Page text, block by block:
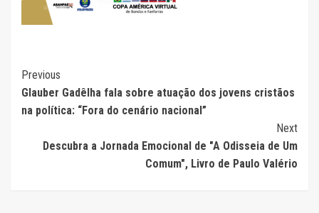
Continue
Reading
Previous
Glauber Gadêlha fala sobre atuação dos jovens cristãos
na política: “Fora do cenário nacional”
Next
Descubra a Jornada Emocional de "A Odisseia de Um
Comum", Livro de Paulo Valério